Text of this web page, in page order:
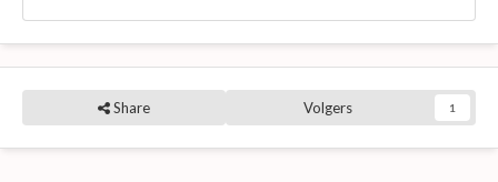
Share Volgers 1